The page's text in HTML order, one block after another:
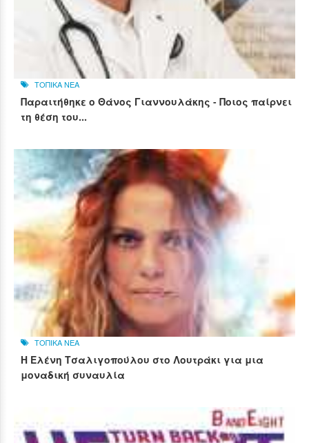
ΤΟΠΙΚΑ ΝΕΑ
Παραιτήθηκε ο Θάνος Γιαννουλάκης - Ποιος παίρνει
τη θέση του...
ΤΟΠΙΚΑ ΝΕΑ
Η Ελένη Τσαλιγοπούλου στο Λουτράκι για μια
μοναδική συναυλία